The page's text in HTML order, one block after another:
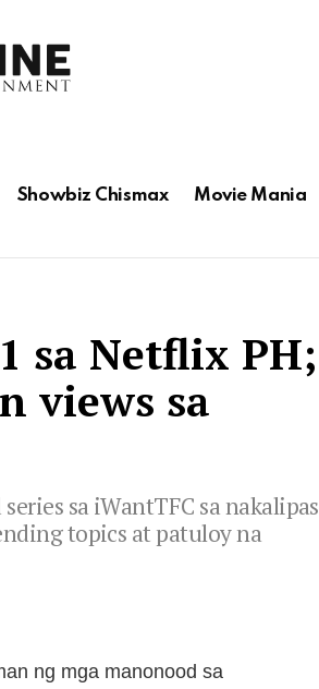
Showbiz Chismax Movie Mania
1 sa Netflix PH;
views sa
sa iWantTFC sa nakalipas
topics at patuloy na
ng mga manonood sa